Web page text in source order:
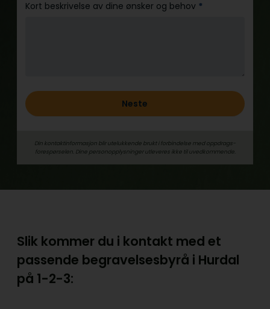
e
Kort beskrivelse av dine ønsker og behov *
Neste
Din kontaktinformasjon blir utelukkende brukt i forbindelse med oppdrags­
forespørselen. Dine person­­opplysninger utleveres ikke til uvedkommende.
Slik kommer du i kontakt med et
passende begravelsesbyrå i Hurdal
på 1-2-3: